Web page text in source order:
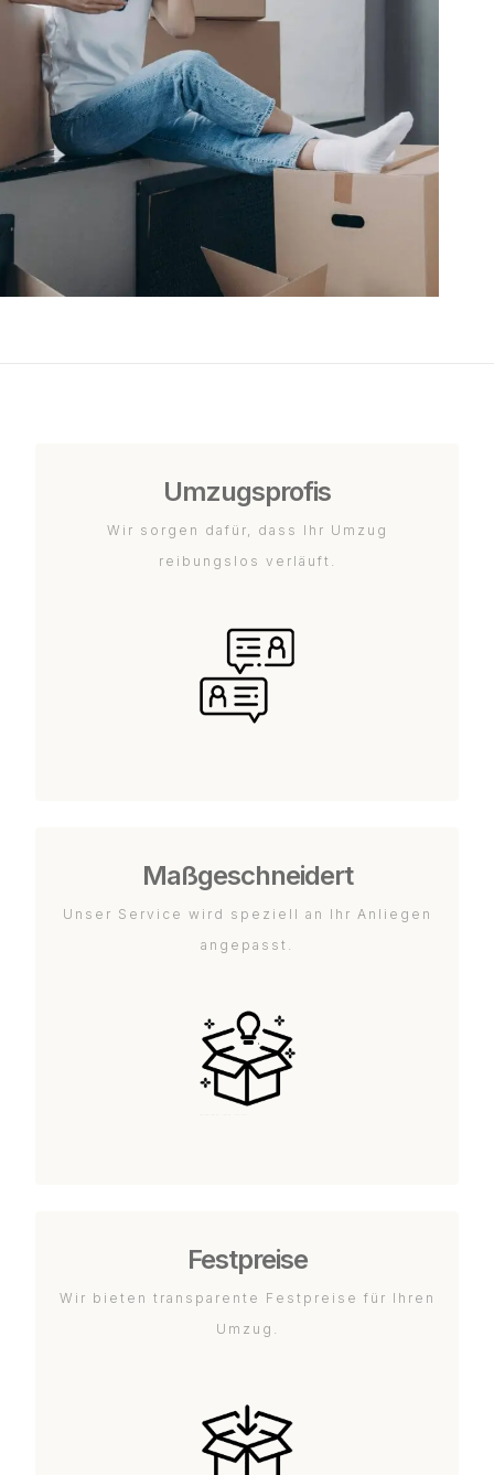
Umzugsprofis
Wir sorgen dafür, dass Ihr Umzug
reibungslos verläuft.
Maßgeschneidert
Unser Service wird speziell an Ihr Anliegen
angepasst.
Festpreise
Wir bieten transparente Festpreise für Ihren
Umzug.